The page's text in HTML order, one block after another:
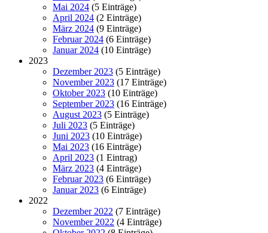
Mai 2024 (5 Einträge)
April 2024 (2 Einträge)
März 2024 (9 Einträge)
Februar 2024 (6 Einträge)
Januar 2024 (10 Einträge)
2023
Dezember 2023 (5 Einträge)
November 2023 (17 Einträge)
Oktober 2023 (10 Einträge)
September 2023 (16 Einträge)
August 2023 (5 Einträge)
Juli 2023 (5 Einträge)
Juni 2023 (10 Einträge)
Mai 2023 (16 Einträge)
April 2023 (1 Eintrag)
März 2023 (4 Einträge)
Februar 2023 (6 Einträge)
Januar 2023 (6 Einträge)
2022
Dezember 2022 (7 Einträge)
November 2022 (4 Einträge)